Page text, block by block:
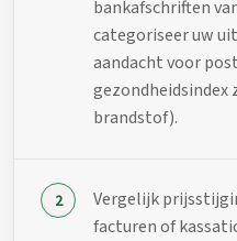
bankafschriften
categoriseer uw
aandacht voor
brandstof).
Vergelijk
facturen of